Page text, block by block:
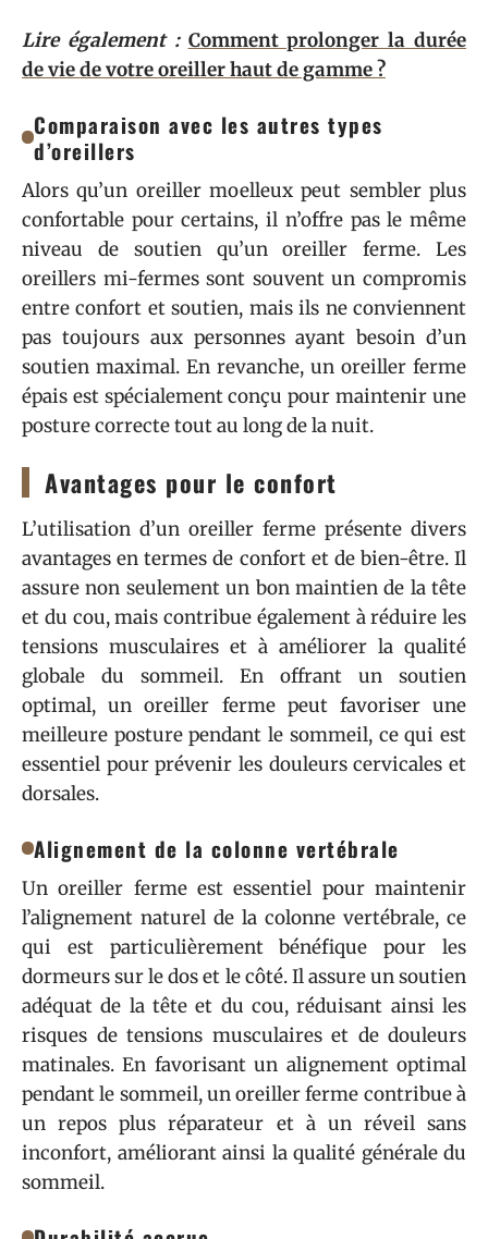
Lire également : Comment prolonger la durée
de vie de votre oreiller haut de gamme ?
Comparaison avec les autres types
d’oreillers
Alors qu’un oreiller moelleux peut sembler plus
confortable pour certains, il n’offre pas le même
niveau de soutien qu’un oreiller ferme. Les
oreillers mi-fermes sont souvent un compromis
entre confort et soutien, mais ils ne conviennent
pas toujours aux personnes ayant besoin d’un
soutien maximal. En revanche, un oreiller ferme
épais est spécialement conçu pour maintenir une
posture correcte tout au long de la nuit.
Avantages pour le confort
L’utilisation d’un oreiller ferme présente divers
avantages en termes de confort et de bien-être. Il
assure non seulement un bon maintien de la tête
et du cou, mais contribue également à réduire les
tensions musculaires et à améliorer la qualité
globale du sommeil. En offrant un soutien
optimal, un oreiller ferme peut favoriser une
meilleure posture pendant le sommeil, ce qui est
essentiel pour prévenir les douleurs cervicales et
dorsales.
Alignement de la colonne vertébrale
Un oreiller ferme est essentiel pour maintenir
l’alignement naturel de la colonne vertébrale, ce
qui est particulièrement bénéfique pour les
dormeurs sur le dos et le côté. Il assure un soutien
adéquat de la tête et du cou, réduisant ainsi les
risques de tensions musculaires et de douleurs
matinales. En favorisant un alignement optimal
pendant le sommeil, un oreiller ferme contribue à
un repos plus réparateur et à un réveil sans
inconfort, améliorant ainsi la qualité générale du
sommeil.